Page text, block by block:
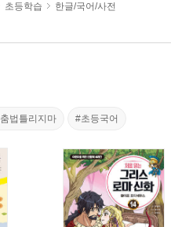
초등학습 한글/국어/사전
법틀리지마 #초등국어